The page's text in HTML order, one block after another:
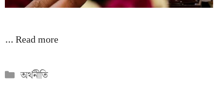
…Read more
Categories
অর্থনীতি